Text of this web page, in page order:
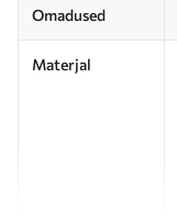
Omadused
Materjal